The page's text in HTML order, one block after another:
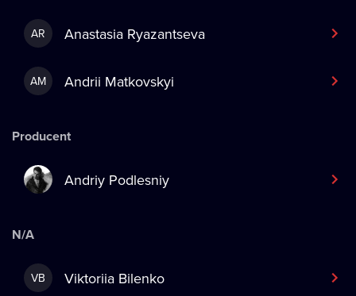
AR Anastasia Ryazantseva
AM Andrii Matkovskyi
Producent
Andriy Podlesniy
N/A
VB Viktoriia Bilenko